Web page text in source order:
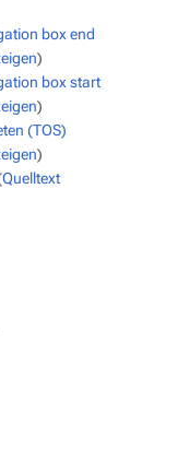
box end
)
box start
)
(TOS)
)
Quelltext